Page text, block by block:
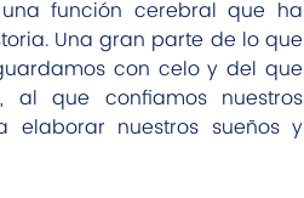
función cerebral que ha
Una gran parte de lo que
con celo y del que
al que confiamos nuestros
nuestros sueños y